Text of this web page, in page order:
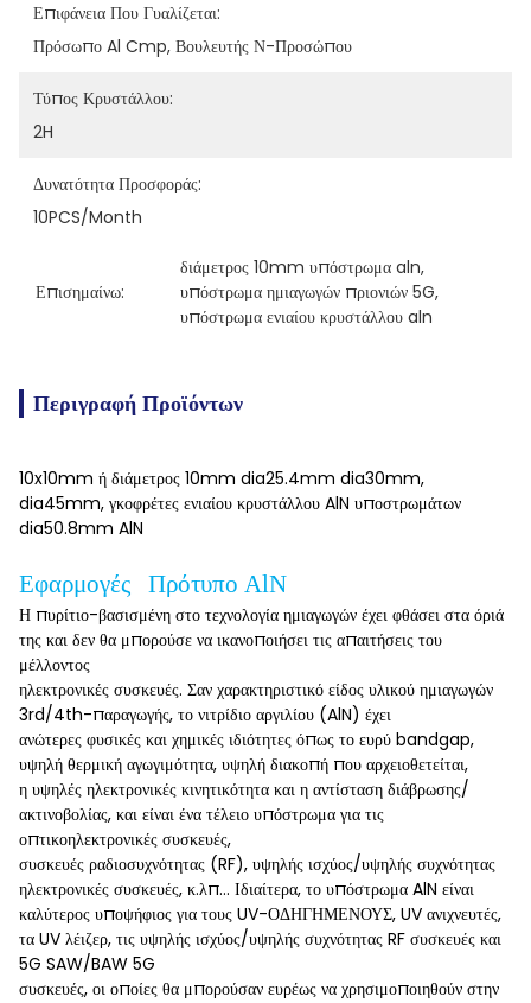
Επιφάνεια Που Γυαλίζεται:
Πρόσωπο Al Cmp, Βουλευτής Ν-Προσώπου
Τύπος Κρυστάλλου:
2H
Δυνατότητα Προσφοράς:
10PCS/Month
Επισημαίνω:
διάμετρος 10mm υπόστρωμα aln,
υπόστρωμα ημιαγωγών πριονιών 5G,
υπόστρωμα ενιαίου κρυστάλλου aln
Περιγραφή Προϊόντων
10x10mm ή διάμετρος 10mm dia25.4mm dia30mm,
dia45mm, γκοφρέτες ενιαίου κρυστάλλου AlN υποστρωμάτων
dia50.8mm AlN
Εφαρμογές Πρότυπο AlN
Η πυρίτιο-βασισμένη στο τεχνολογία ημιαγωγών έχει φθάσει στα όριά
της και δεν θα μπορούσε να ικανοποιήσει τις απαιτήσεις του
μέλλοντος
ηλεκτρονικές συσκευές. Σαν χαρακτηριστικό είδος υλικού ημιαγωγών
3rd/4th-παραγωγής, το νιτρίδιο αργιλίου (AlN) έχει
ανώτερες φυσικές και χημικές ιδιότητες όπως το ευρύ bandgap,
υψηλή θερμική αγωγιμότητα, υψηλή διακοπή που αρχειοθετείται,
η υψηλές ηλεκτρονικές κινητικότητα και η αντίσταση διάβρωσης/
ακτινοβολίας, και είναι ένα τέλειο υπόστρωμα για τις
οπτικοηλεκτρονικές συσκευές,
συσκευές ραδιοσυχνότητας (RF), υψηλής ισχύος/υψηλής συχνότητας
ηλεκτρονικές συσκευές, κ.λπ… Ιδιαίτερα, το υπόστρωμα AlN είναι
καλύτερος υποψήφιος για τους UV-ΟΔΗΓΗΜΕΝΟΥΣ, UV ανιχνευτές,
τα UV λέιζερ, τις υψηλής ισχύος/υψηλής συχνότητας RF συσκευές και
5G SAW/BAW 5G
συσκευές, οι οποίες θα μπορούσαν ευρέως να χρησιμοποιηθούν στην